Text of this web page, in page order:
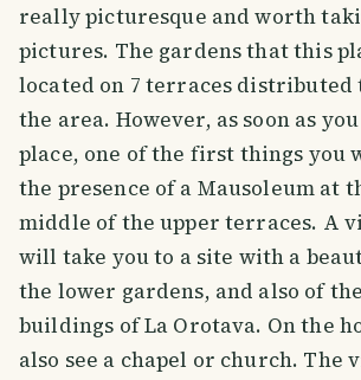
really picturesque and worth
pictures. The gardens that this
located on 7 terraces
the area. However, as soon as
place, one of the first things you
the presence of a Mausoleum at
middle of the upper terraces. A
will take you to a site with a
the lower gardens, and also of
buildings of La Orotava. On the
also see a chapel or church. The